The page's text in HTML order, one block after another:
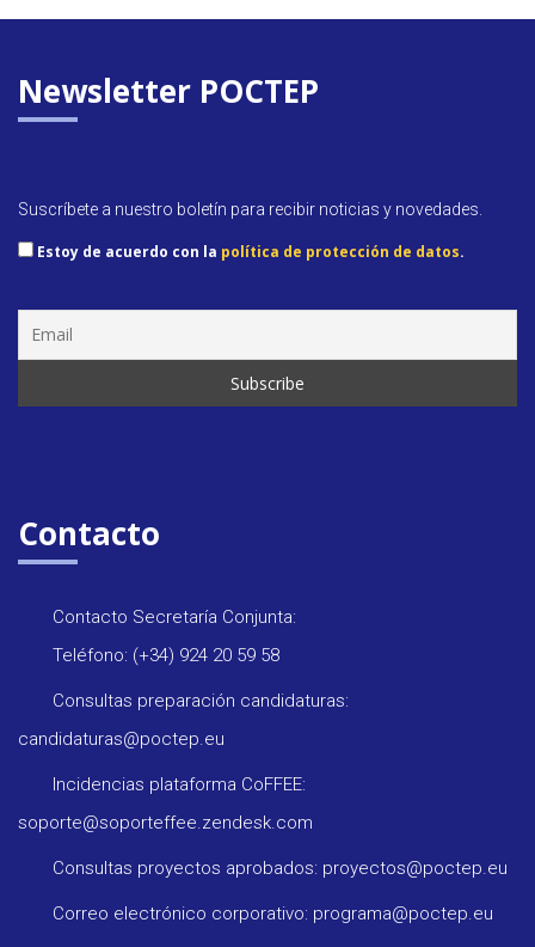
Newsletter POCTEP
Suscríbete a nuestro boletín para recibir noticias y novedades.
Estoy de acuerdo con la política de protección de datos.
Contacto
Contacto Secretaría Conjunta:
Teléfono: (+34) 924 20 59 58
Consultas preparación candidaturas:
candidaturas@poctep.eu
Incidencias plataforma CoFFEE:
soporte@soporteffee.zendesk.com
Consultas proyectos aprobados: proyectos@poctep.eu
Correo electrónico corporativo: programa@poctep.eu